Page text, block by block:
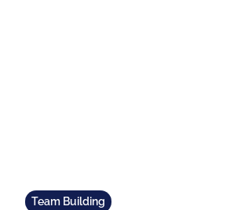
Team Building